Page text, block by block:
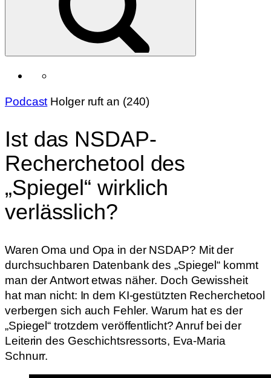
Podcast Holger ruft an (240)
Ist das NSDAP-
Recherchetool des
„Spiegel“ wirklich
verlässlich?
Waren Oma und Opa in der NSDAP? Mit der
durchsuchbaren Datenbank des „Spiegel“ kommt
man der Antwort etwas näher. Doch Gewissheit
hat man nicht: In dem KI-gestützten Recherchetool
verbergen sich auch Fehler. Warum hat es der
„Spiegel“ trotzdem veröffentlicht? Anruf bei der
Leiterin des Geschichtsressorts, Eva-Maria
Schnurr.